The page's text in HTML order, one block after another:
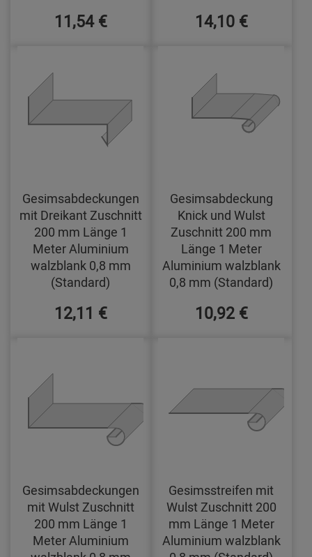
11,54 € 14,10 €
Gesimsabdeckungen
mit Dreikant Zuschnitt
200 mm Länge 1
Meter Aluminium
walzblank 0,8 mm
(Standard)
12,11 €
Gesimsabdeckung
Knick und Wulst
Zuschnitt 200 mm
Länge 1 Meter
Aluminium walzblank
0,8 mm (Standard)
10,92 €
Gesimsabdeckungen
mit Wulst Zuschnitt
200 mm Länge 1
Meter Aluminium
Gesimsstreifen mit
Wulst Zuschnitt 200
mm Länge 1 Meter
Aluminium walzblank